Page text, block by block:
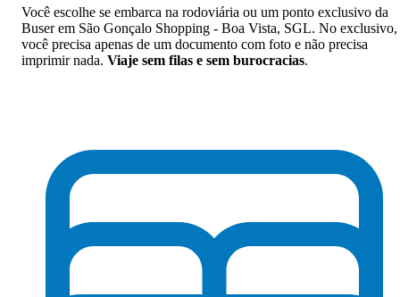
Você escolhe se embarca na rodoviária ou um ponto exclusivo da
Buser em São Gonçalo Shopping - Boa Vista, SGL. No exclusivo,
você precisa apenas de um documento com foto e não precisa
imprimir nada. Viaje sem filas e sem burocracias.